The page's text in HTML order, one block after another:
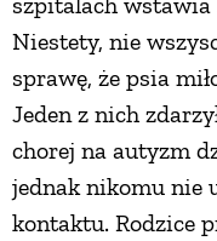
Niestety, nie
sprawę, że psia
Jeden z nich
chorej na autyzm
jednak nikomu nie
kontaktu. Rodzice